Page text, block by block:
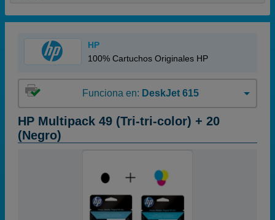
HP
100% Cartuchos Originales HP
Funciona en: DeskJet 615
HP Multipack 49 (Tri-tri-color) + 20
(Negro)